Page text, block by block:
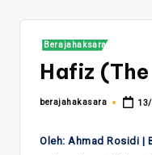
Posted
in
Berajahaksara
Hafiz
Posted
berajahakasara
Oleh: Ahmad Rosidi |